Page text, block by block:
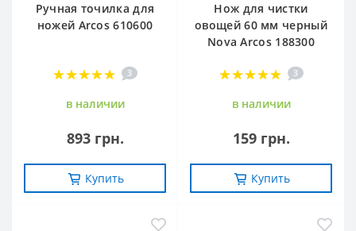
Ручная точилка для
ножей Arcos 610600
3
в наличии
893 грн.
Купить
Нож для чистки
овощей 60 мм черный
Nova Arcos 188300
3
в наличии
159 грн.
Купить